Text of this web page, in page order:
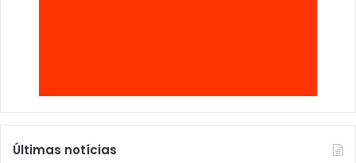
Últimas notícias